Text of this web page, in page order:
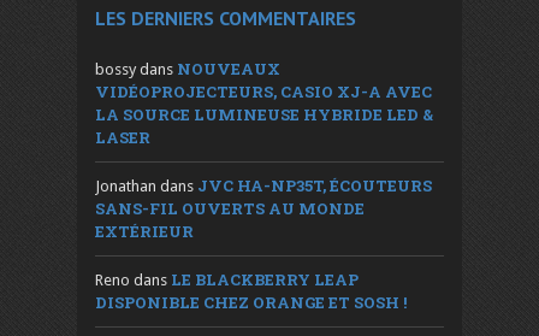
LES DERNIERS COMMENTAIRES
bossy dans NOUVEAUX
VIDÉOPROJECTEURS, CASIO XJ-A AVEC
LA SOURCE LUMINEUSE HYBRIDE LED &
LASER
Jonathan dans JVC HA-NP35T, ÉCOUTEURS
SANS-FIL OUVERTS AU MONDE
EXTÉRIEUR
Reno dans LE BLACKBERRY LEAP
DISPONIBLE CHEZ ORANGE ET SOSH !